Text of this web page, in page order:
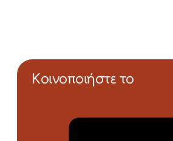
Κοινοποιήστε το